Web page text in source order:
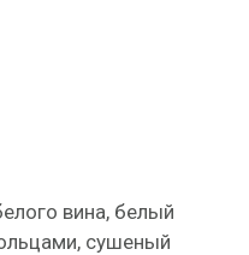
вина, белый
сушеный